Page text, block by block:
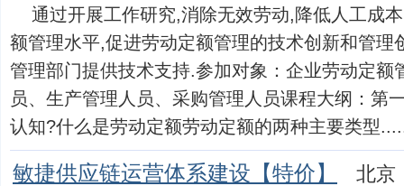
通过开展工作研究,消除无效劳动,降低人工成
额管理水平,促进劳动定额管理的技术创新和管理
管理部门提供技术支持.参加对象：企业劳动定额
员、生产管理人员、采购管理人员课程大纲：第
认知?什么是劳动定额劳动定额的两种主要类型
敏捷供应链运营体系建设【特价】 北京